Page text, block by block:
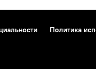
Политика